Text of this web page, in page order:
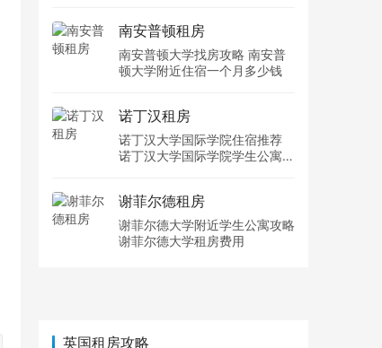
南安普顿租房
南安普顿大学找房攻略 南安普
顿大学附近住宿一个月多少钱
诺丁汉租房
诺丁汉大学国际学院住宿推荐
诺丁汉大学国际学院学生公寓多
谢菲尔德租房
谢菲尔德大学附近学生公寓攻略
谢菲尔德大学租房费用
英国租房攻略